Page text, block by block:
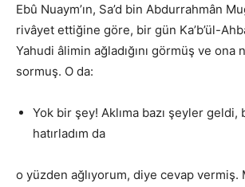
Ebû Nuaym’ın, Sa’d bin Abdurrahmân
rivâyet ettiğine göre, bir gün Ka’b’ül-
Yahudi âlimin ağladığını görmüş ve ona
sormuş. O da:
Yok bir şey! Aklıma bazı şeyler geldi,
hatırladım da
o yüzden ağlıyorum, diye cevap vermiş.